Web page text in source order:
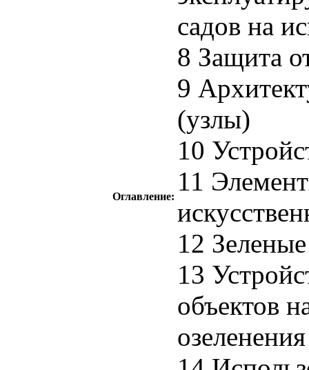
Оглавление:
садов на
8 Защита
9
(узлы)
10
11
12
13
объектов
озеленения